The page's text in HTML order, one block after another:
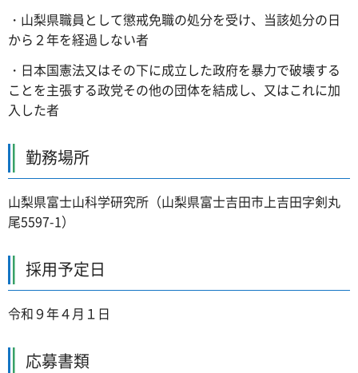
・山梨県職員として懲戒免職の処分を受け、当該処分の日
から２年を経過しない者
・日本国憲法又はその下に成立した政府を暴力で破壊する
ことを主張する政党その他の団体を結成し、又はこれに加
入した者
勤務場所
山梨県富士山科学研究所（山梨県富士吉田市上吉田字剣丸
尾5597-1）
採用予定日
令和９年４月１日
応募書類